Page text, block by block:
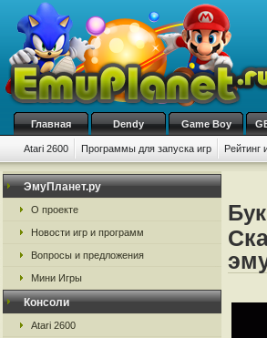
Главная Dendy Game Boy
Atari 2600 Программы для запуска игр Рейтинг
ЭмуПланет.ру
О проекте
Новости игр и программ
Вопросы и предложения
Мини Игры
Консоли
Atari 2600